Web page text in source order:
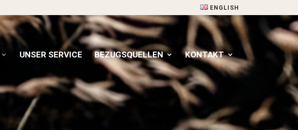
ENGLISH
UNSER SERVICE BEZUGSQUELLEN KONTAKT